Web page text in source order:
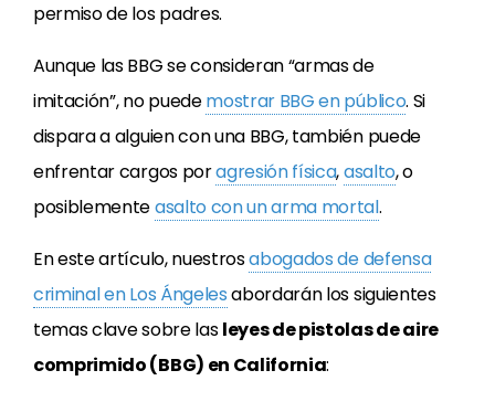
permiso de los padres.
Aunque las BBG se consideran “armas de
imitación”, no puedemostrar BBG en público. Si
dispara a alguien con una BBG, también puede
enfrentar cargos poragresión física,asalto, o
posiblementeasalto con un arma mortal.
En este artículo, nuestrosabogados de defensa
criminal en Los Ángelesabordarán los siguientes
temas clave sobre lasleyes de pistolas de aire
comprimido (BBG) en California: